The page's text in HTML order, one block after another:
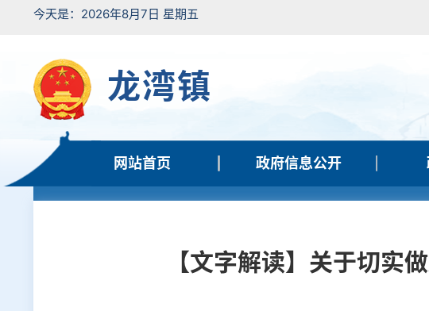
今天是：2026年8月7日 星期五
龙湾镇
网站首页 政府信息公开
【文字解读】关于切实